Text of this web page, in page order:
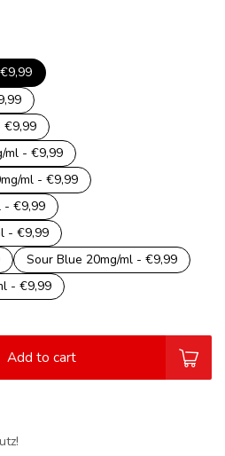
€9,99
ml - €9,99
ml - €9,99
- €9,99
- €9,99
Sour Blue 20mg/ml - €9,99
- €9,99
Add to cart